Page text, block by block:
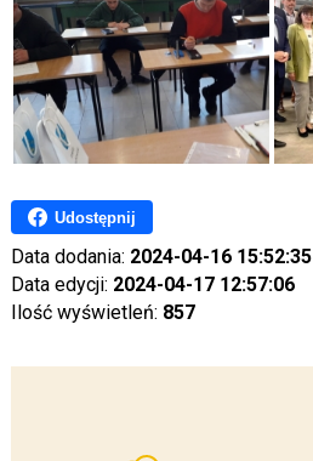
Udostępnij
Data dodania: 2024-04-16 15:52:35
Data edycji: 2024-04-17 12:57:06
Ilość wyświetleń: 857